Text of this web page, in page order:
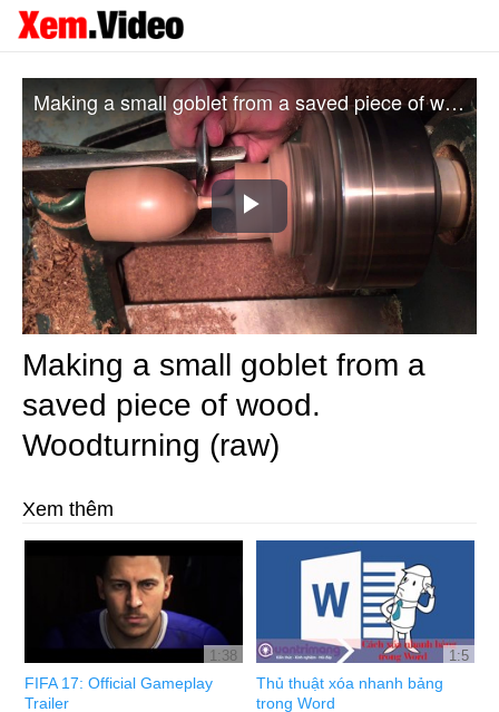
Play
Video
Making a small goblet from a saved piece of wood. Woodturning (raw)
Making a small goblet from a
saved piece of wood.
Woodturning (raw)
Xem thêm
1:38
FIFA 17: Official Gameplay
Trailer
1:5
Thủ thuật xóa nhanh bảng
trong Word